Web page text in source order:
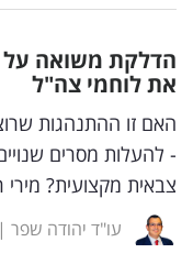
דיגיטל
וטק
שיווק
ופרסום
הדלקת משואה על
את לוחמי צה"ל
האם זו ההתנהגות
- להעלות מסרים
צבאית מקצועית?
עו"ד יהודה שפר |